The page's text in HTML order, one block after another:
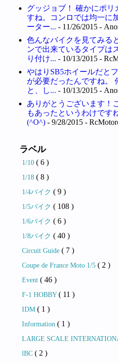
グッジョブ！ 確かにポ
すね。コンロでは均一に
ーター... - 11/26/2015 -
色んなバイクを見てみる
ンで出来ているタイプは
り付け... - 10/13/2015 -
やはりSB5ホイールだと
が必要だったんですね。
と、し... - 10/13/2015 -
ありがとうございます！
もあったというわけです
(^O^) - 9/28/2015 -
ラベル
1/10 ( 6 )
1/18 ( 8 )
1/4バイク ( 9 )
1/5バイク ( 108 )
1/6バイク ( 6 )
1/8バイク ( 40 )
Circuit Guide ( 7 )
Coupe de France Moto 1/5 ( 2 )
Event ( 46 )
F-1 HOBBY ( 11 )
IDM ( 1 )
Information ( 1 )
LARGE SCALE
lBC ( 2 )